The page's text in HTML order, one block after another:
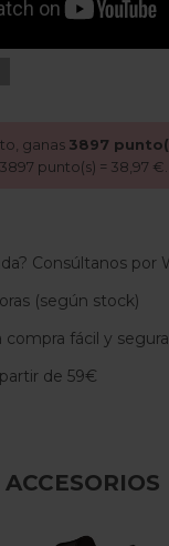
ganas 3897
3897 punto(s) = 38,97 €
Consúltanos por
(según stock)
compra fácil y segura
de 59€
ACCESORIOS